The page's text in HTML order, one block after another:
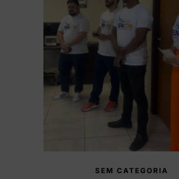
SEM CATEGORIA